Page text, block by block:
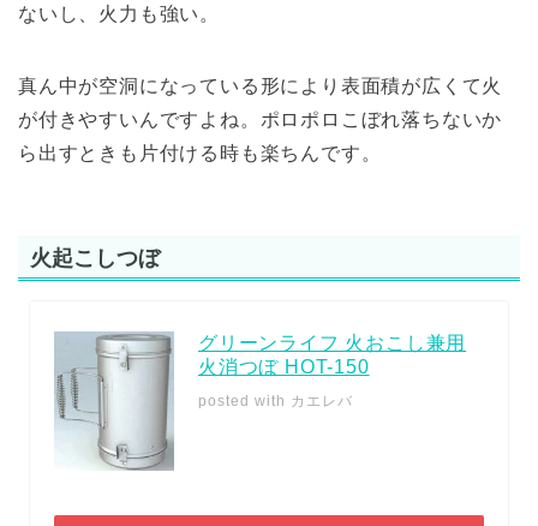
ないし、火力も強い。
真ん中が空洞になっている形により表面積が広くて火
が付きやすいんですよね。ポロポロこぼれ落ちないか
ら出すときも片付ける時も楽ちんです。
火起こしつぼ
グリーンライフ 火おこし兼用
火消つぼ HOT-150
posted with カエレバ